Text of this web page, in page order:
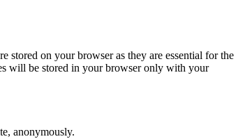
stored on your browser as they are essential for the
will be stored in your browser only with your
anonymously.